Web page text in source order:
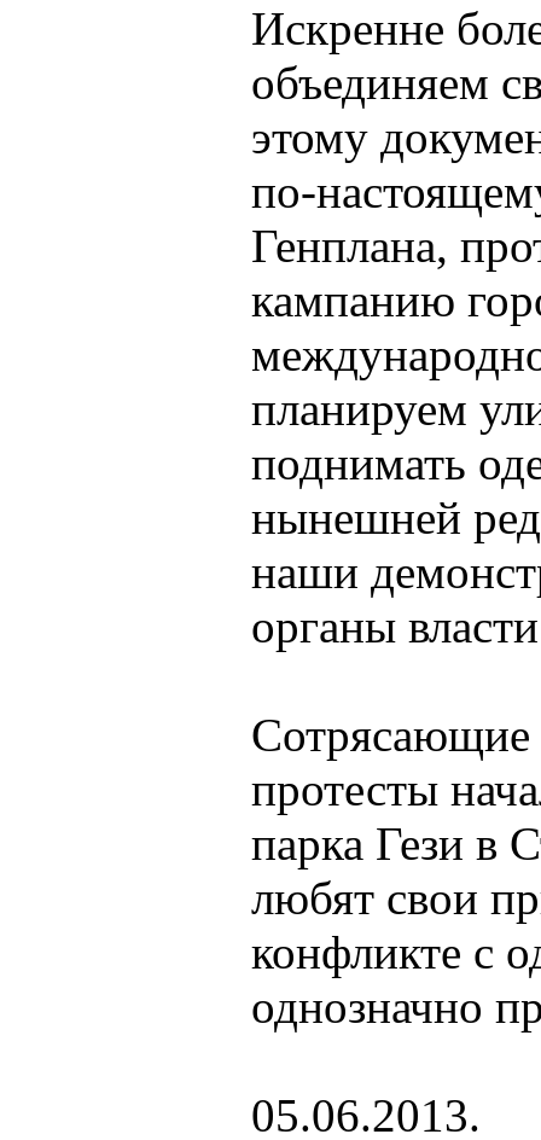
Искренне
объединяем
этому
по-
Генплана,
кампанию
планируем
поднимать
нынешней
наши
органы
Сотрясающие
протесты
парка Гези в
любят свои
конфликте с
однозначно
05.06.2013.